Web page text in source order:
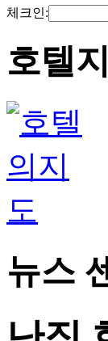
체크인:
호텔
뉴스